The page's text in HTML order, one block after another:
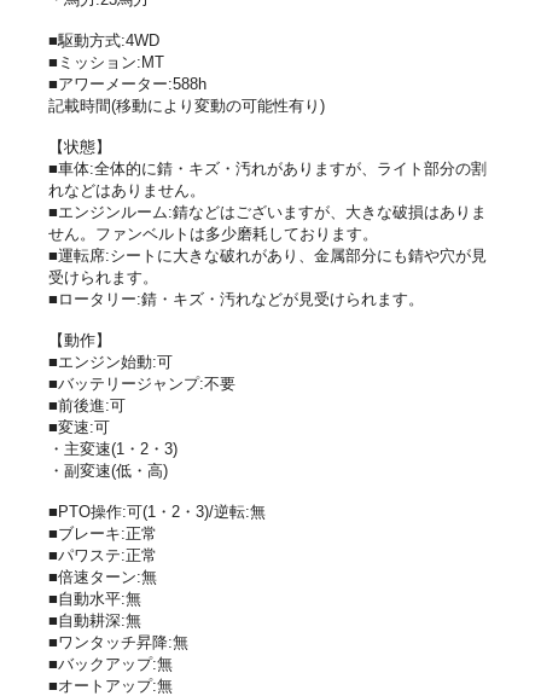
■駆動方式:4WD
■ミッション:MT
■アワーメーター:588h
記載時間(移動により変動の可能性有り)
【状態】
■車体:全体的に錆・キズ・汚れがありますが、ライト部分の割
れなどはありません。
■エンジンルーム:錆などはございますが、大きな破損はありま
せん。ファンベルトは多少磨耗しております。
■運転席:シートに大きな破れがあり、金属部分にも錆や穴が見
受けられます。
■ロータリー:錆・キズ・汚れなどが見受けられます。
【動作】
■エンジン始動:可
■バッテリージャンプ:不要
■前後進:可
■変速:可
・主変速(1・2・3)
・副変速(低・高)
■PTO操作:可(1・2・3)/逆転:無
■ブレーキ:正常
■パワステ:正常
■倍速ターン:無
■自動水平:無
■自動耕深:無
■ワンタッチ昇降:無
■バックアップ:無
■オートアップ:無